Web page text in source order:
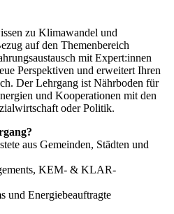
zu Klimawandel und
auf den Themenbereich
mit Expert:innen
Perspektiven und erweitert Ihren
Der Lehrgang ist Nährboden für
und Kooperationen mit den
oder Politik.
aus Gemeinden, Städten und
KEM- & KLAR-
und Energiebeauftragte